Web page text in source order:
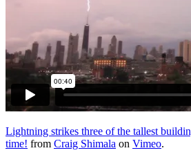
Lightning strikes three of the tallest
time! from Craig Shimala on Vimeo.